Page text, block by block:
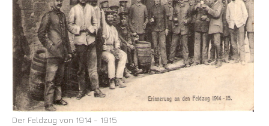
Der Feldzug von 1914 - 1915